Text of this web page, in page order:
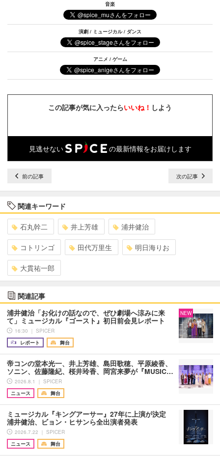
音楽
演劇 / ミュージカル / ダンス
アニメ / ゲーム
この記事が気に入ったらいいね！ しよう
見逃せない の最新情報をお届けします
前の記事 次の記事
関連キーワード
石丸幹二 井上芳雄 浦井健治
コトリンゴ 田代万里生 明日海りお
大貫祐一郎
関連記事
浦井健治「お化けの話なので、ぜひ劇場へ涼みに来
て」ミュージカル『ゴースト』初日前会見レポート
16:30 ｜ SPICER
レポート
舞台
NEW
帝コンの堂本光一、井上芳雄、島田歌穂、平原綾香、
ソニン、佐藤隆紀、桜井玲香、岡宮来夢が『MUSIC…
2026.8.1 ｜ SPICER
ニュース
舞台
ミュージカル『キングアーサー』27年に上演が決定
浦井健治、ビョン・ヒサンら全出演者発表
2026.7.22 ｜ SPICER
ニュース
舞台